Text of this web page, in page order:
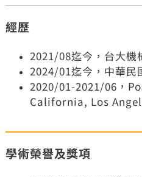
經歷
2021/08迄今，台大機
2024/01迄今，中華民
2020/01-2021/06，
California, Los
學術榮譽及獎項